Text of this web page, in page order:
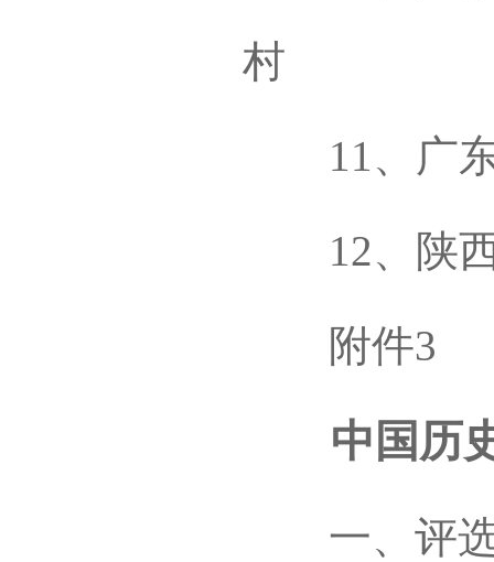
村
11、广东
12、陕西
附件3
中国历史
一、评选